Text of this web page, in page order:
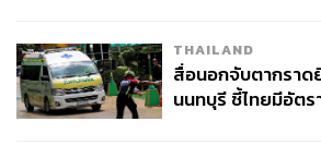
ขนส่งผ่านระบบติดตามการใช้น้ำมันจริง,
ผ่านปุ๋ยราคาถูกและปุ๋ยทางเลือก, สนับสนุ
ภาคประมงราคาต่ำลง, ผ่อนปรนเงื่อน
เร่งจ่ายเงินชดเชยเพื่อเสริมสภาพคล่องผู้
THAILAND
สื่อนอกจับตากราด
นนทบุรี ชี้ไทยมีอัต